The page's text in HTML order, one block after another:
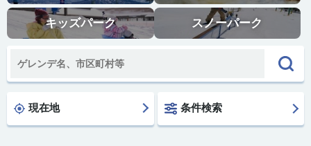
キッズパーク スノーパーク
現在地 条件検索